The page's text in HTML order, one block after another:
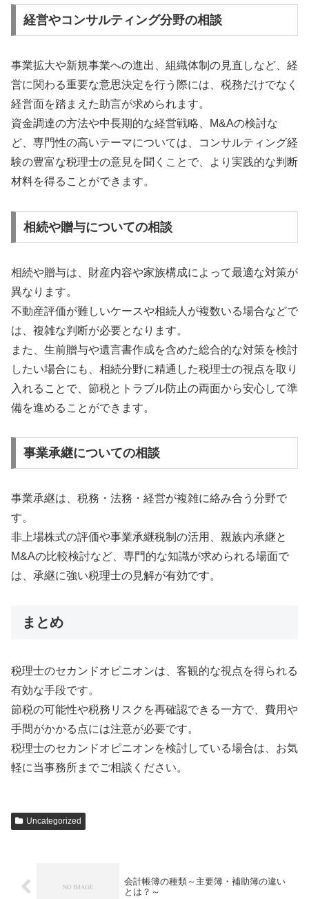
経営やコンサルティング分野の相談
事業拡大や新規事業への進出、組織体制の見直しなど、経
営に関わる重要な意思決定を行う際には、税務だけでなく
経営面を踏まえた助言が求められます。
資金調達の方法や中長期的な経営戦略、M&Aの検討な
ど、専門性の高いテーマについては、コンサルティング経
験の豊富な税理士の意見を聞くことで、より実践的な判断
材料を得ることができます。
相続や贈与についての相談
相続や贈与は、財産内容や家族構成によって最適な対策が
異なります。
不動産評価が難しいケースや相続人が複数いる場合などで
は、複雑な判断が必要となります。
また、生前贈与や遺言書作成を含めた総合的な対策を検討
したい場合にも、相続分野に精通した税理士の視点を取り
入れることで、節税とトラブル防止の両面から安心して準
備を進めることができます。
事業承継についての相談
事業承継は、税務・法務・経営が複雑に絡み合う分野で
す。
非上場株式の評価や事業承継税制の活用、親族内承継と
M&Aの比較検討など、専門的な知識が求められる場面で
は、承継に強い税理士の見解が有効です。
まとめ
税理士のセカンドオピニオンは、客観的な視点を得られる
有効な手段です。
節税の可能性や税務リスクを再確認できる一方で、費用や
手間がかかる点には注意が必要です。
税理士のセカンドオピニオンを検討している場合は、お気
軽に当事務所までご相談ください。
Uncategorized
会計帳簿の種類～主要簿・補助簿の違い
とは？～